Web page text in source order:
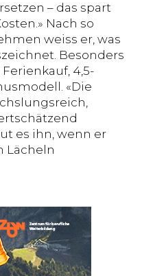
– das spart
Nach so
weiss er, was
Besonders
4,5-
«Die
es ihn, wenn er
Lächeln